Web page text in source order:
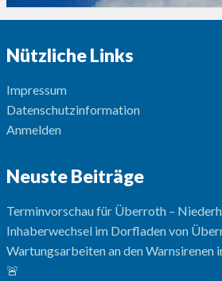
Nützliche Links
Impressum
Datenschutzinformation
Anmelden
Neuste Beiträge
Terminvorschau für Überroth –
Inhaberwechsel im Dorfladen von
Wartungsarbeiten an den Warnsirenen
🚨